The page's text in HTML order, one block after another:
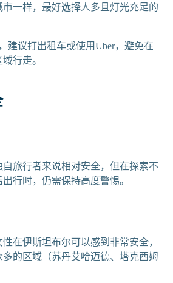
市一样，最好选择人多且灯光充足的
建议打出租车或使用Uber，避免在
行走。
旅行者来说相对安全，但在探索不
行时，仍需保持高度警惕。
在伊斯坦布尔可以感到非常安全，
的区域（苏丹艾哈迈德、塔克西姆